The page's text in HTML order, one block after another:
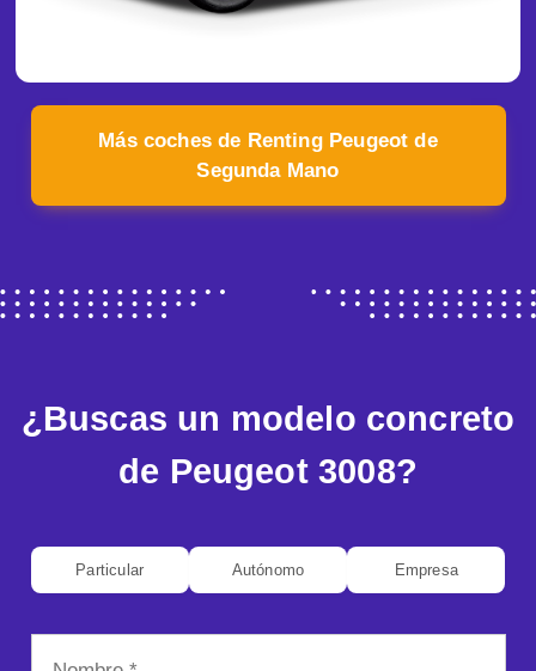
Más coches de Renting Peugeot de
Segunda Mano
¿Buscas un modelo concreto
de Peugeot 3008?
Particular Autónomo Empresa